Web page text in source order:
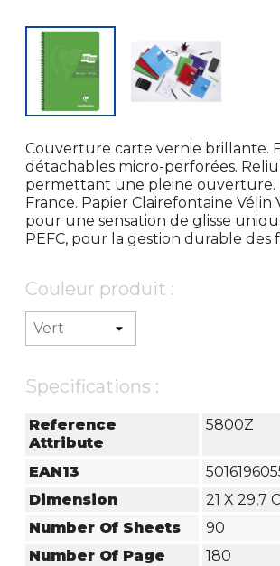
Couverture carte vernie brillante.
détachables micro-perforées.
permettant une pleine ouverture.
France. Papier Clairefontaine Vélin
pour une sensation de glisse
PEFC, pour la gestion durable des
Couleur produit :
Specifications :
Reference
Attribute
5800Z
EAN13
Dimension
21 X 29,7
Number Of Sheets
90
Number Of Page
180